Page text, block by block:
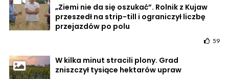
„Ziemi nie da się oszukać”. Rolnik z Kujaw
przeszedł na strip-till i ograniczył liczbę
przejazdów po polu
59
W kilka minut stracili plony. Grad
zniszczył tysiące hektarów upraw